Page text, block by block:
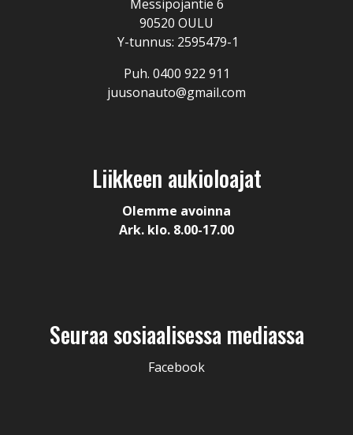
Messipojantie 6
90520 OULU
Y-tunnus: 2595479-1
Puh. 0400 922 911
juusonauto@gmail.com
Liikkeen aukioloajat
Olemme avoinna
Ark. klo. 8.00-17.00
Seuraa sosiaalisessa mediassa
Facebook